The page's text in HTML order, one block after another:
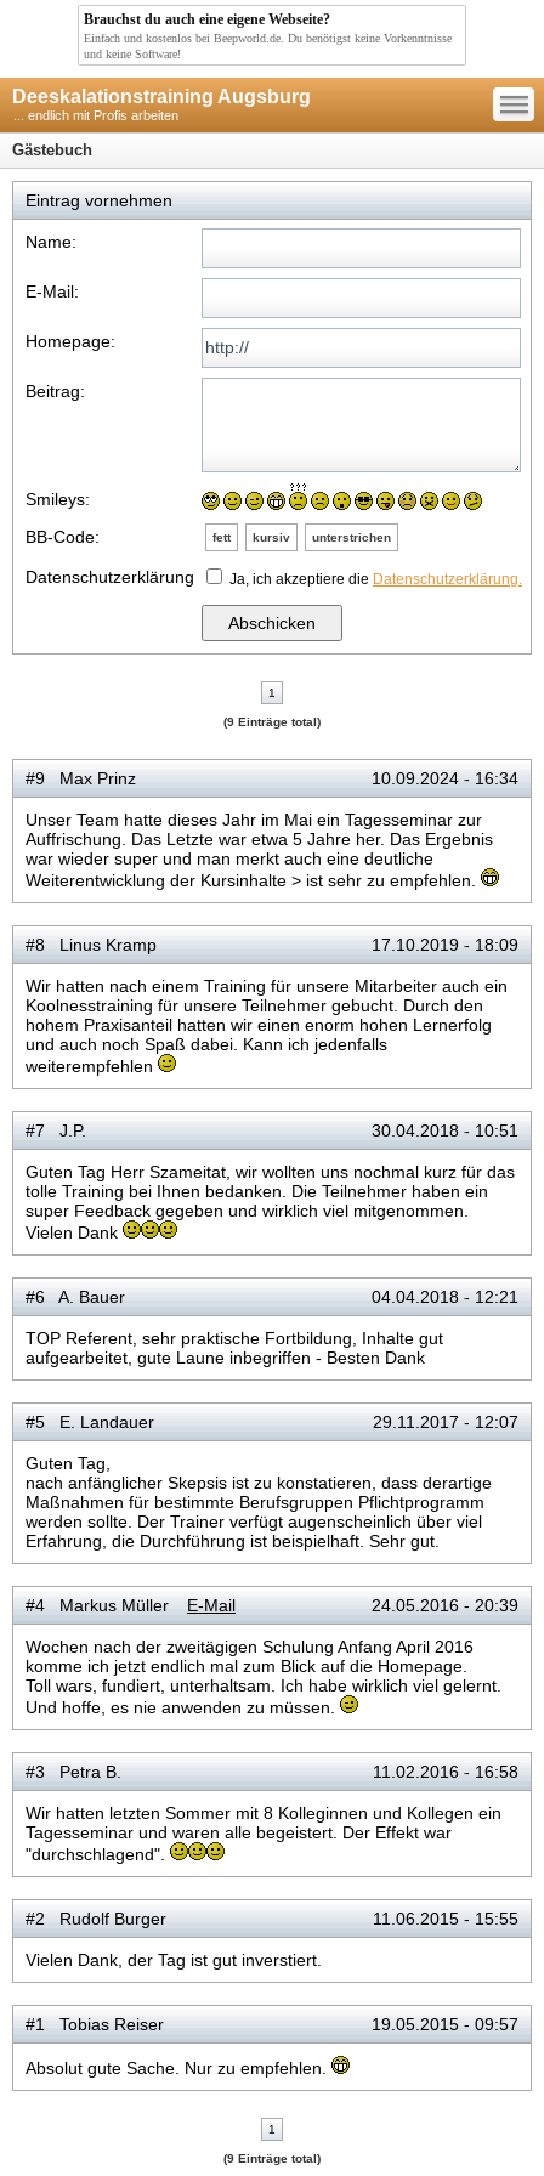
Brauchst du auch eine eigene Webseite?
Einfach und kostenlos bei Beepworld.de. Du benötigst keine Vorkenntnisse
und keine Software!
Deeskalationstraining Augsburg
... endlich mit Profis arbeiten
—
—
—
Gästebuch
Eintrag vornehmen
Name:
E-Mail:
Homepage:
Beitrag:
Smileys:
BB-Code:
fett kursiv unterstrichen
Datenschutzerklärung Ja, ich akzeptiere die Datenschutzerklärung.
1
(9 Einträge total)
#9 Max Prinz 10.09.2024 - 16:34
Unser Team hatte dieses Jahr im Mai ein Tagesseminar zur
Auffrischung. Das Letzte war etwa 5 Jahre her. Das Ergebnis
war wieder super und man merkt auch eine deutliche
Weiterentwicklung der Kursinhalte > ist sehr zu empfehlen.
#8 Linus Kramp 17.10.2019 - 18:09
Wir hatten nach einem Training für unsere Mitarbeiter auch ein
Koolnesstraining für unsere Teilnehmer gebucht. Durch den
hohem Praxisanteil hatten wir einen enorm hohen Lernerfolg
und auch noch Spaß dabei. Kann ich jedenfalls
weiterempfehlen
#7 J.P. 30.04.2018 - 10:51
Guten Tag Herr Szameitat, wir wollten uns nochmal kurz für das
tolle Training bei Ihnen bedanken. Die Teilnehmer haben ein
super Feedback gegeben und wirklich viel mitgenommen.
Vielen Dank
#6 A. Bauer 04.04.2018 - 12:21
TOP Referent, sehr praktische Fortbildung, Inhalte gut
aufgearbeitet, gute Laune inbegriffen - Besten Dank
#5 E. Landauer 29.11.2017 - 12:07
Guten Tag,
nach anfänglicher Skepsis ist zu konstatieren, dass derartige
Maßnahmen für bestimmte Berufsgruppen Pflichtprogramm
werden sollte. Der Trainer verfügt augenscheinlich über viel
Erfahrung, die Durchführung ist beispielhaft. Sehr gut.
#4 Markus Müller E-Mail 24.05.2016 - 20:39
Wochen nach der zweitägigen Schulung Anfang April 2016
komme ich jetzt endlich mal zum Blick auf die Homepage.
Toll wars, fundiert, unterhaltsam. Ich habe wirklich viel gelernt.
Und hoffe, es nie anwenden zu müssen.
#3 Petra B. 11.02.2016 - 16:58
Wir hatten letzten Sommer mit 8 Kolleginnen und Kollegen ein
Tagesseminar und waren alle begeistert. Der Effekt war
"durchschlagend".
#2 Rudolf Burger 11.06.2015 - 15:55
Vielen Dank, der Tag ist gut inverstiert.
#1 Tobias Reiser 19.05.2015 - 09:57
Absolut gute Sache. Nur zu empfehlen.
1
(9 Einträge total)